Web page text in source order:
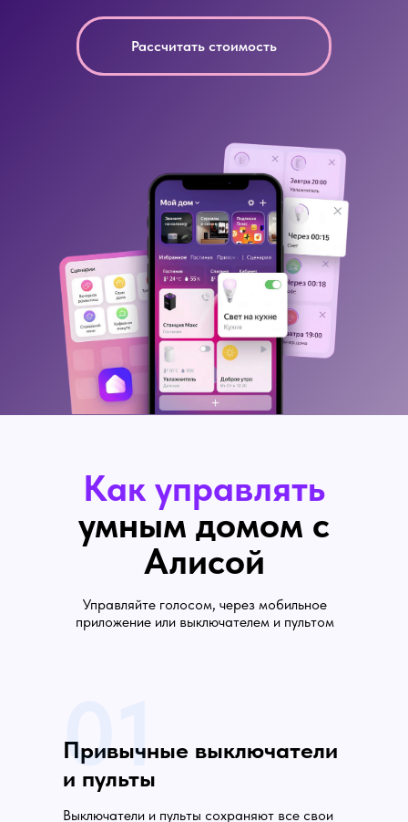
Рассчитать стоимость
Управляйте голосом, через мобильное
приложение или выключателем и пультом
Как управлять
умным домом с
Алисой
Привычные выключатели
и пульты
Выключатели и пульты сохраняют все свои
01